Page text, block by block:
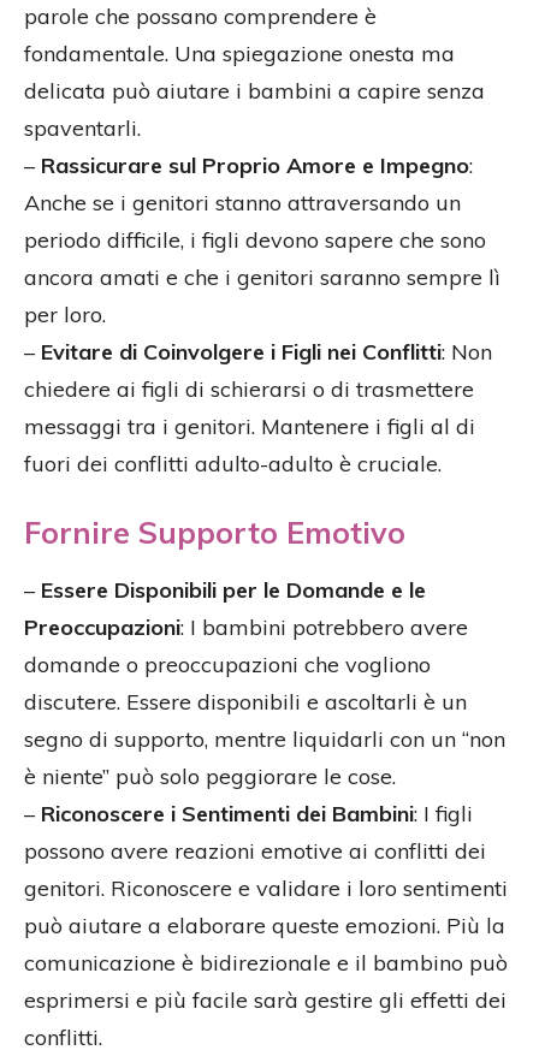
parole che possano comprendere è
fondamentale. Una spiegazione onesta ma
delicata può aiutare i bambini a capire senza
spaventarli.
– Rassicurare sul Proprio Amore e Impegno:
Anche se i genitori stanno attraversando un
periodo difficile, i figli devono sapere che sono
ancora amati e che i genitori saranno sempre lì
per loro.
– Evitare di Coinvolgere i Figli nei Conflitti: Non
chiedere ai figli di schierarsi o di trasmettere
messaggi tra i genitori. Mantenere i figli al di
fuori dei conflitti adulto-adulto è cruciale.
Fornire Supporto Emotivo
– Essere Disponibili per le Domande e le
Preoccupazioni: I bambini potrebbero avere
domande o preoccupazioni che vogliono
discutere. Essere disponibili e ascoltarli è un
segno di supporto, mentre liquidarli con un “non
è niente” può solo peggiorare le cose.
– Riconoscere i Sentimenti dei Bambini: I figli
possono avere reazioni emotive ai conflitti dei
genitori. Riconoscere e validare i loro sentimenti
può aiutare a elaborare queste emozioni. Più la
comunicazione è bidirezionale e il bambino può
esprimersi e più facile sarà gestire gli effetti dei
conflitti.